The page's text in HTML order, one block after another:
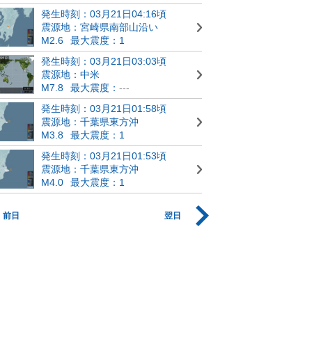
発生時刻：03月21日04:16頃
震源地：宮崎県南部山沿い
M2.6
最大震度：1
発生時刻：03月21日03:03頃
震源地：中米
M7.8
最大震度： ---
発生時刻：03月21日01:58頃
震源地：千葉県東方沖
M3.8
最大震度：1
発生時刻：03月21日01:53頃
震源地：千葉県東方沖
M4.0
最大震度：1
前日 翌日